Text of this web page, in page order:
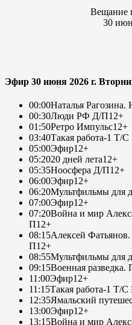
Вещание
30
Эфир 30 июня 2026 г.
00:00Наталья
00:30Люди РФ Д/П12+
01:50Ретро Импульс12+
03:40Такая работа-1 Т/
05:00Эфир12+
05:2020 дней лета12+
05:35Ноосфера Д/П12+
06:00Эфир12+
06:20Мультфильмы для
07:00Эфир12+
07:20Война и мир
П12+
08:15Алексей
П12+
08:55Мультфильмы для
09:15Военная
11:00Эфир12+
11:15Такая работа-1 Т/
12:35Ямальский
13:00Эфир12+
13:15Война и мир